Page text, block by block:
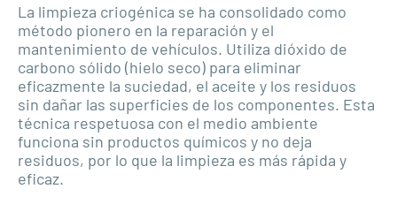
La limpieza criogénica se ha consolidado como
método pionero en la reparación y el
mantenimiento de vehículos. Utiliza dióxido de
carbono sólido (hielo seco) para eliminar
eficazmente la suciedad, el aceite y los residuos
sin dañar las superficies de los componentes. Esta
técnica respetuosa con el medio ambiente
funciona sin productos químicos y no deja
residuos, por lo que la limpieza es más rápida y
eficaz.